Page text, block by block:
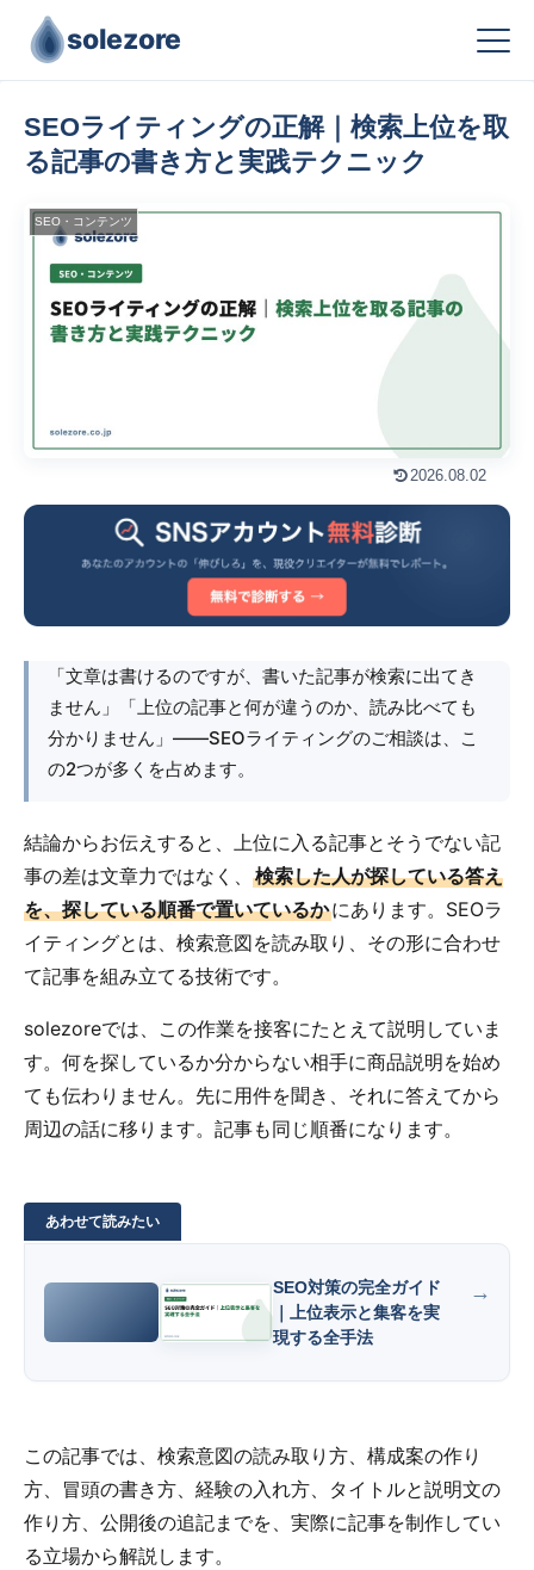
solezore
SEOライティングの正解｜検索上位を取
る記事の書き方と実践テクニック
SEO・コンテンツ
2026.08.02
「文章は書けるのですが、書いた記事が検索に出てき
ません」「上位の記事と何が違うのか、読み比べても
分かりません」――SEOライティングのご相談は、こ
の2つが多くを占めます。
結論からお伝えすると、上位に入る記事とそうでない記
事の差は文章力ではなく、 検索した人が探している答え
を、探している順番で置いているかにあります。SEOラ
イティングとは、検索意図を読み取り、その形に合わせ
て記事を組み立てる技術です。
solezoreでは、この作業を接客にたとえて説明していま
す。何を探しているか分からない相手に商品説明を始め
ても伝わりません。先に用件を聞き、それに答えてから
周辺の話に移ります。記事も同じ順番になります。
SEO対策の完全ガイド
｜上位表示と集客を実
現する全手法
この記事では、検索意図の読み取り方、構成案の作り
方、冒頭の書き方、経験の入れ方、タイトルと説明文の
作り方、公開後の追記までを、実際に記事を制作してい
る立場から解説します。